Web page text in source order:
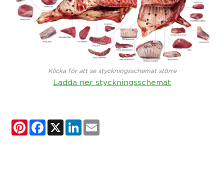
Klicka för att se styckningsschemat större
Ladda ner styckningsschemat
PinterestFacebook
X LinkedIn